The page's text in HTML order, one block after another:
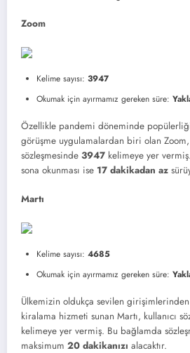
Zoom
Kelime sayısı: 3947
Okumak için ayırmamız gereken süre:
Özellikle pandemi döneminde
görüşme uygulamalardan biri olan Zoom,
sözleşmesinde 3947 kelimeye yer
sona okunması ise 17 dakikadan az
Martı
Kelime sayısı: 4685
Okumak için ayırmamız gereken süre:
Ülkemizin oldukça sevilen
kiralama hizmeti sunan Martı, kullanıcı
kelimeye yer vermiş. Bu bağlamda
maksimum 20 dakikanızı alacaktır.